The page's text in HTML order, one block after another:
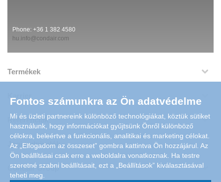
Phone: +36 1 382 4580
hu.info@condair.com
Termékek
Referenciák
Jogi tudnivalók
Condair Group
Fontos számunkra az Ön adatvédelme
Mi és üzleti partnereink különböző technológiákat, köztük sütiket
használunk, hogy információkat gyűjtsünk Önről különböző
célokra, beleértve a funkcionális, analitikai és marketing célokat.
Az „Elfogadom az összeset” gombra kattintva Ön hozzájárul. Az
Ön beállításai csak erre a weboldalra vonatkoznak. Ha testre
szeretné szabni beállításait, ezt a „Beállítások” kiválasztásával
teheti meg.